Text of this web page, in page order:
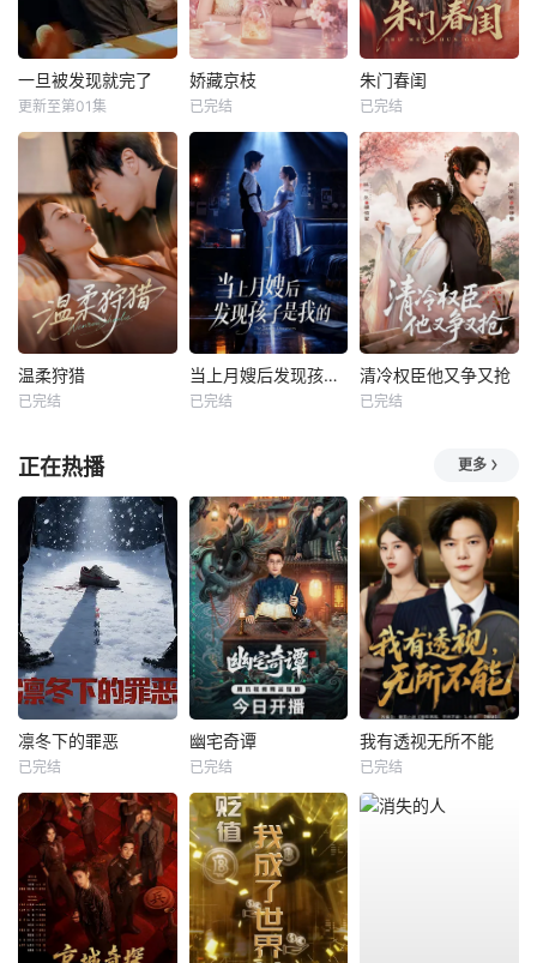
一旦被发现就完了
更新至第01集
娇藏京枝
已完结
朱门春闺
已完结
温柔狩猎
已完结
当上月嫂后发现孩子是我的
已完结
清冷权臣他又争又抢
已完结
正在热播 更多
凛冬下的罪恶
已完结
幽宅奇谭
已完结
我有透视无所不能
已完结